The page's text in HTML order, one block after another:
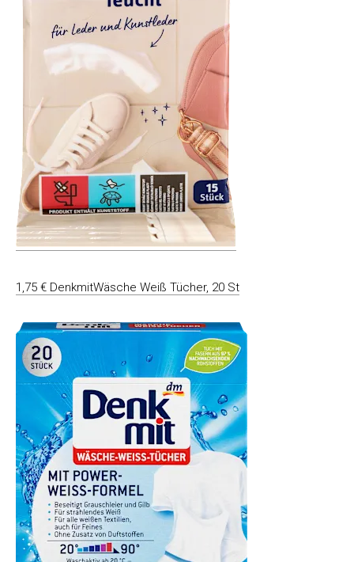
1,75 € DenkmitWäsche Weiß Tücher, 20 St